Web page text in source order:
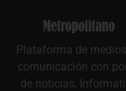
Plataforma de
comunicación con
de noticias,